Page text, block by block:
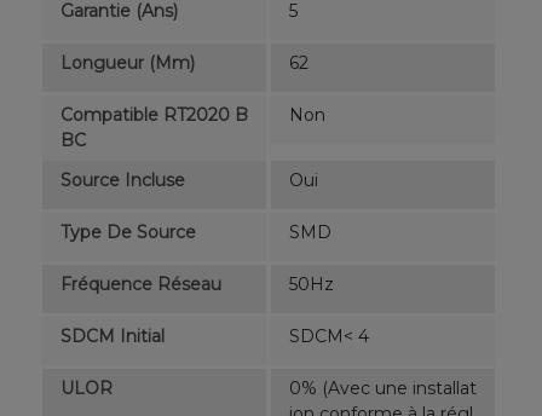
Garantie (ans) 5
Longueur (mm) 62
Compatible RT2020 B
BC
Non
Source Incluse Oui
Type De Source SMD
Fréquence Réseau 50Hz
SDCM Initial SDCM< 4
ULOR
0% (Avec une installat